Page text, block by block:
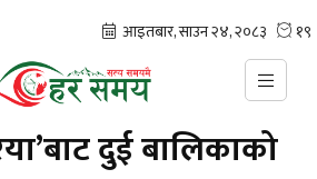
दुई बालिकाको